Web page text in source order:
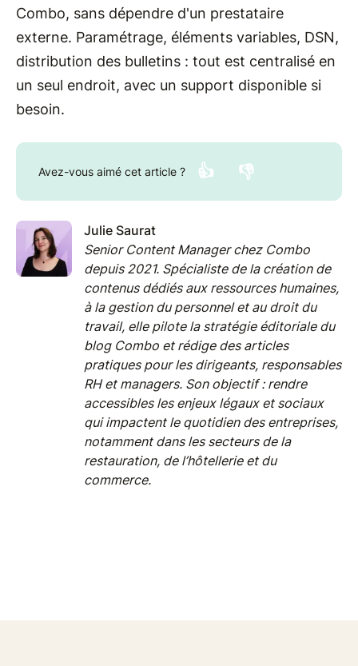
Combo, sans dépendre d'un prestataire
externe. Paramétrage, éléments variables, DSN,
distribution des bulletins : tout est centralisé en
un seul endroit, avec un support disponible si
besoin.
Avez-vous aimé cet article ? 👍 👎
Julie Saurat
Senior Content Manager chez Combo
depuis 2021. Spécialiste de la création de
contenus dédiés aux ressources humaines,
à la gestion du personnel et au droit du
travail, elle pilote la stratégie éditoriale du
blog Combo et rédige des articles
pratiques pour les dirigeants, responsables
RH et managers. Son objectif : rendre
accessibles les enjeux légaux et sociaux
qui impactent le quotidien des entreprises,
notamment dans les secteurs de la
restauration, de l’hôtellerie et du
commerce.